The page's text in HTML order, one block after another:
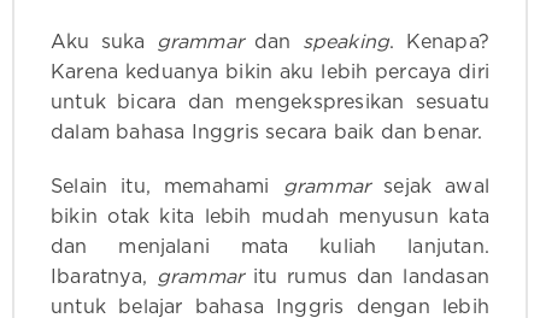
Aku suka grammar dan speaking. Kenapa?
Karena keduanya bikin aku lebih percaya diri
untuk bicara dan mengekspresikan sesuatu
dalam bahasa Inggris secara baik dan benar.
Selain itu, memahami grammar sejak awal
bikin otak kita lebih mudah menyusun kata
dan menjalani mata kuliah lanjutan.
Ibaratnya,
grammaritu rumus dan landasan
untuk belajar bahasa Inggris dengan lebih